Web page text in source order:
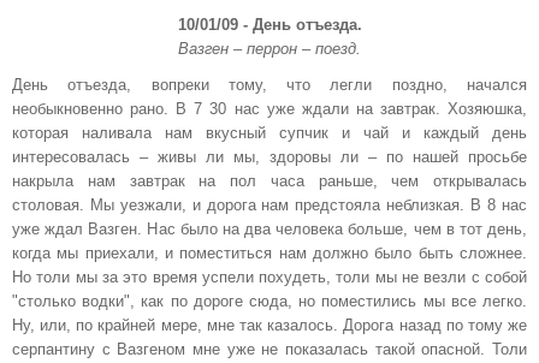
10/01/09 - День отъезда.
Вазген – перрон – поезд.
День отъезда, вопреки тому, что легли поздно, начался
необыкновенно рано. В 7 30 нас уже ждали на завтрак. Хозяюшка,
которая наливала нам вкусный супчик и чай и каждый день
интересовалась – живы ли мы, здоровы ли – по нашей просьбе
накрыла нам завтрак на пол часа раньше, чем открывалась
столовая. Мы уезжали, и дорога нам предстояла неблизкая. В 8 нас
уже ждал Вазген. Нас было на два человека больше, чем в тот день,
когда мы приехали, и поместиться нам должно было быть сложнее.
Но толи мы за это время успели похудеть, толи мы не везли с собой
"столько водки", как по дороге сюда, но поместились мы все легко.
Ну, или, по крайней мере, мне так казалось. Дорога назад по тому же
серпантину с Вазгеном мне уже не показалась такой опасной. Толи